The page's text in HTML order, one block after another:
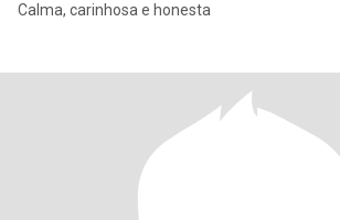
Calma, carinhosa e honesta